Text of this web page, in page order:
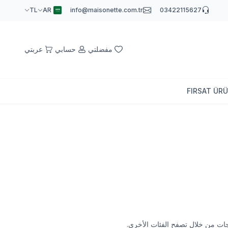
info@maisonette.com.tr
AR
TL
حسابي عربتي
الفئات الأخرى.